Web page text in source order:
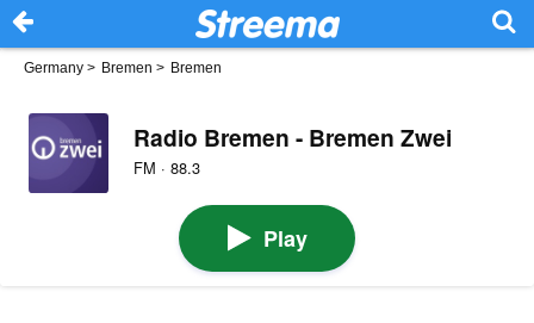
Germany > Bremen > Bremen
Radio Bremen - Bremen Zwei
FM · 88.3
Play